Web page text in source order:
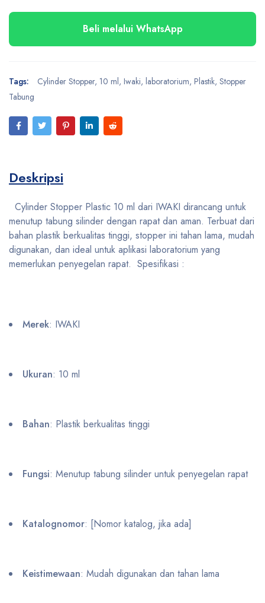
Beli melalui WhatsApp
Tags: Cylinder Stopper, 10 ml, Iwaki, laboratorium, Plastik, Stopper
Tabung
Deskripsi
Cylinder Stopper Plastic 10 ml dari IWAKI dirancang untuk
menutup tabung silinder dengan rapat dan aman. Terbuat dari
bahan plastik berkualitas tinggi, stopper ini tahan lama, mudah
digunakan, dan ideal untuk aplikasi laboratorium yang
memerlukan penyegelan rapat. Spesifikasi :
Merek: IWAKI
Ukuran: 10 ml
Bahan: Plastik berkualitas tinggi
Fungsi: Menutup tabung silinder untuk penyegelan rapat
Katalognomor: [Nomor katalog, jika ada]
Keistimewaan: Mudah digunakan dan tahan lama